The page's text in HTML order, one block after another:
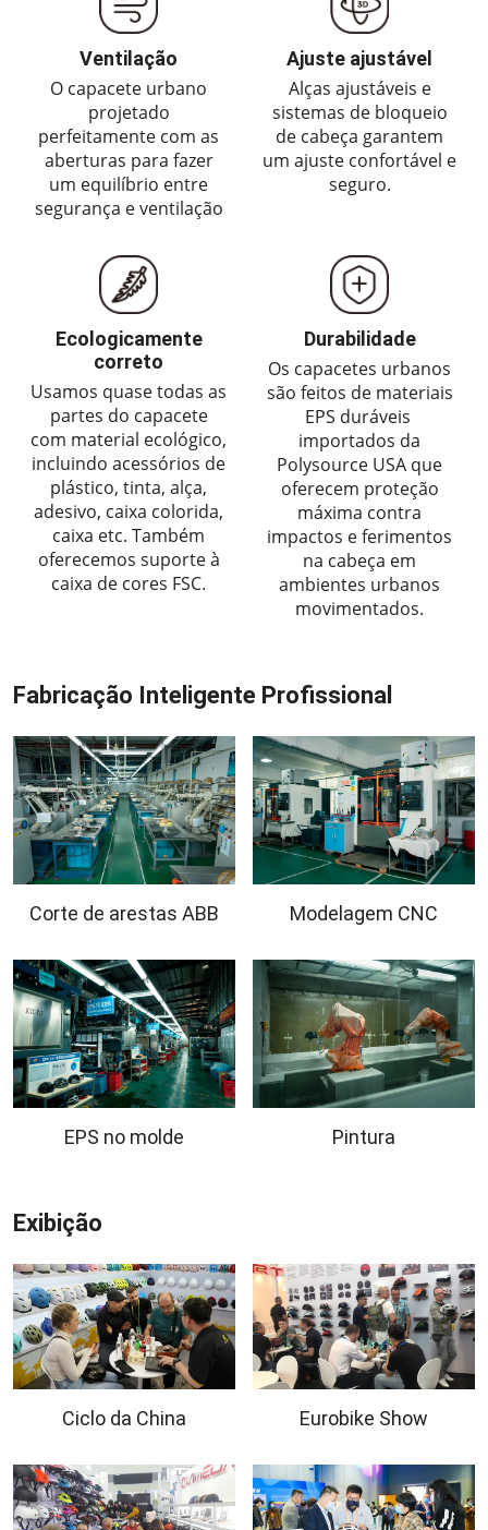
Ventilação
O capacete urbano
projetado
perfeitamente com as
aberturas para fazer
um equilíbrio entre
segurança e ventilação
Ajuste ajustável
Alças ajustáveis ​​e
sistemas de bloqueio
de cabeça garantem
um ajuste confortável e
seguro.
Ecologicamente
correto
Usamos quase todas as
partes do capacete
com material ecológico,
incluindo acessórios de
plástico, tinta, alça,
adesivo, caixa colorida,
caixa etc. Também
oferecemos suporte à
caixa de cores FSC.
Durabilidade
Os capacetes urbanos
são feitos de materiais
EPS duráveis ​​
importados da
Polysource USA que
oferecem proteção
máxima contra
impactos e ferimentos
na cabeça em
ambientes urbanos
movimentados.
Fabricação Inteligente Profissional
Corte de arestas ABB Modelagem CNC
EPS no molde Pintura
Exibição
Ciclo da China Eurobike Show